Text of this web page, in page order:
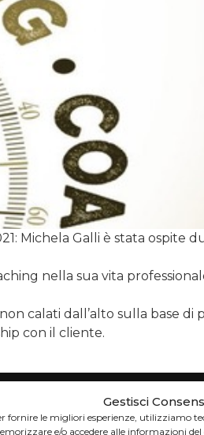
Gestisci
fornire le migliori esperienze, utilizziamo
e/o accedere alle informazioni del
Michela Galli è stata ospite
nella sua vita
calati dall’alto sulla base di
con il cliente.
+39 0331